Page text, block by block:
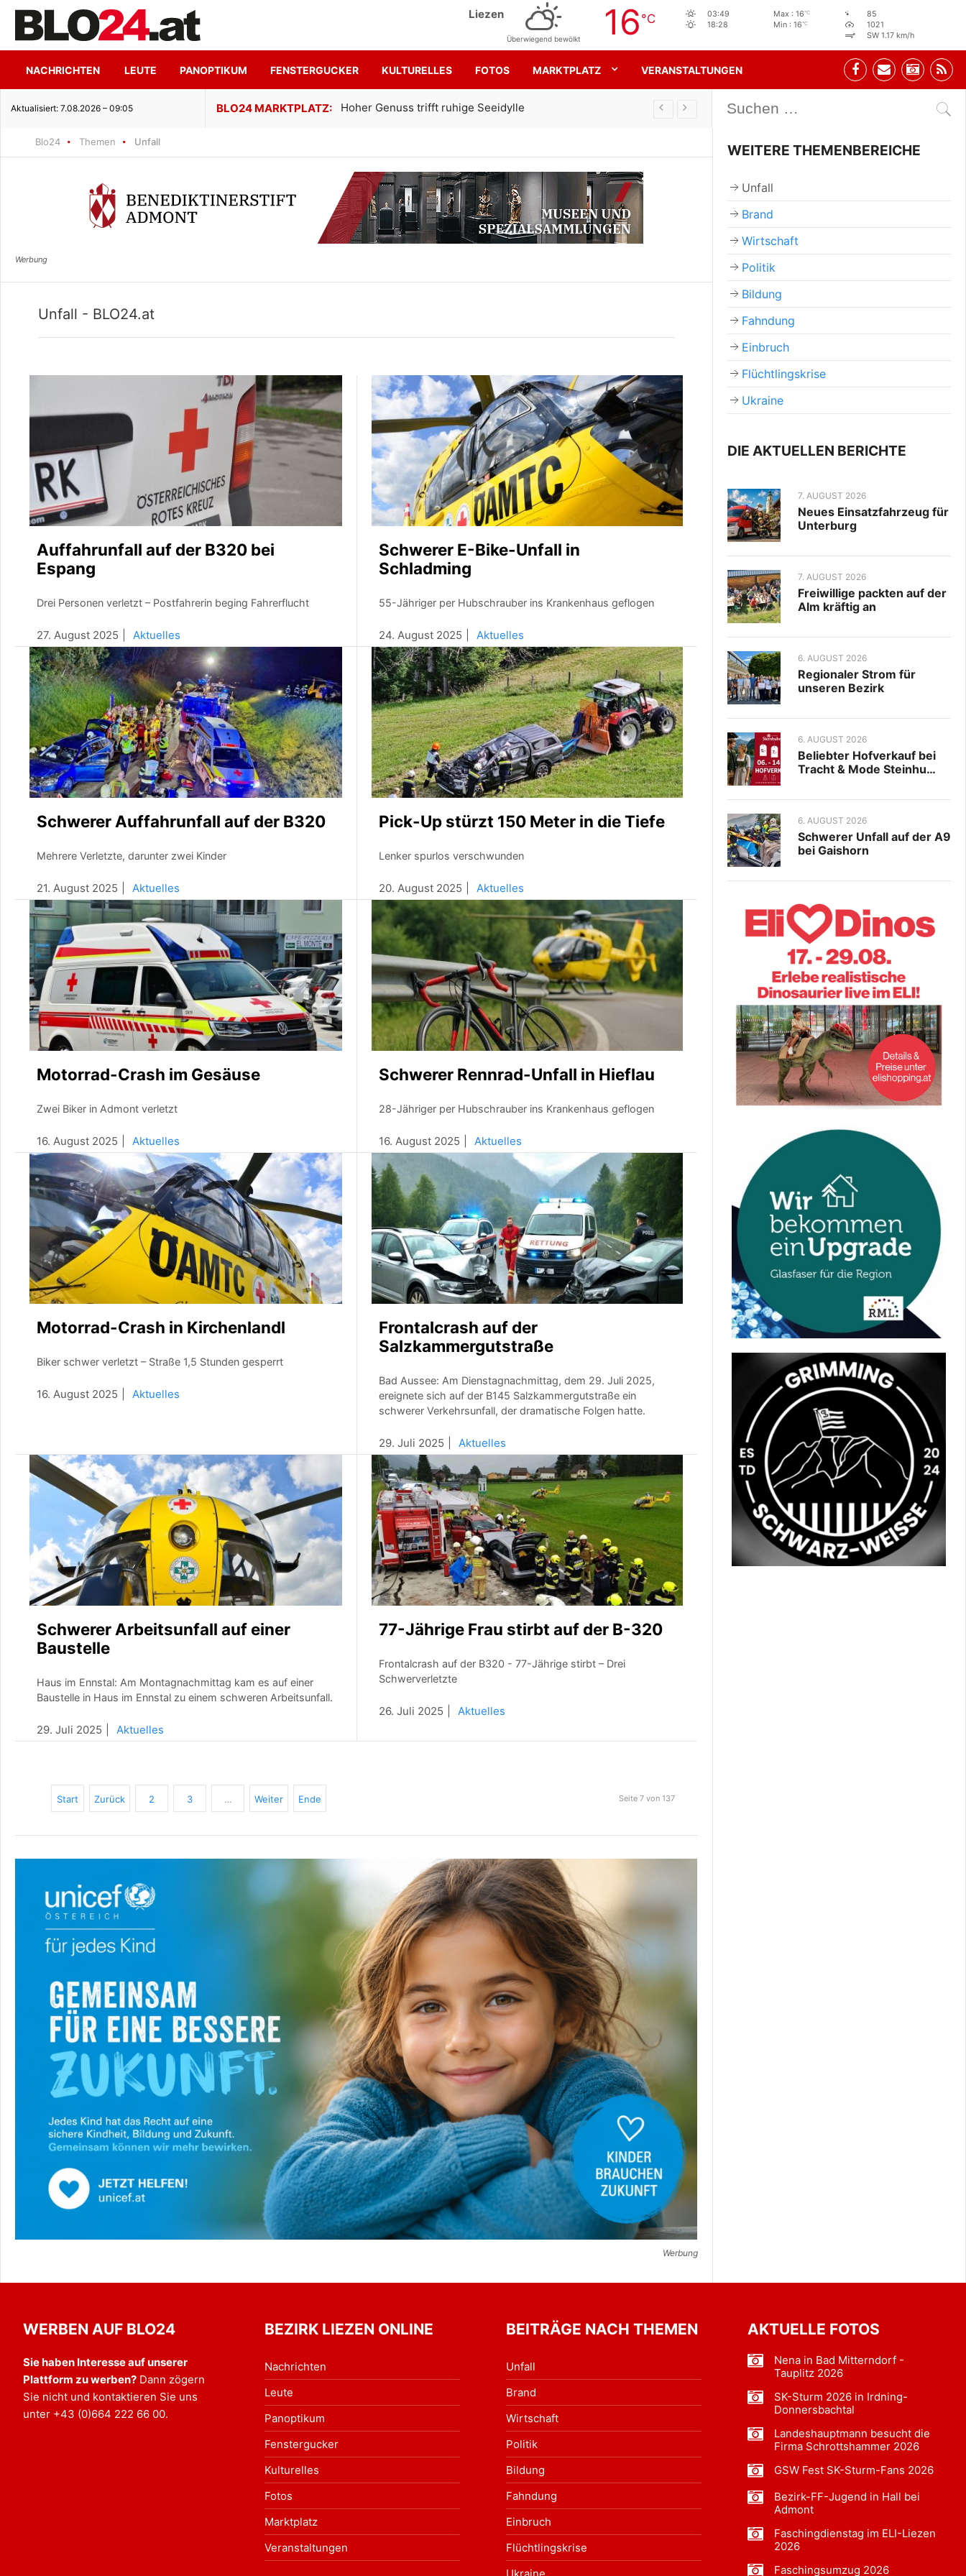
Liezen
Überwiegend bewölkt 16 °C
03:49
18:28
Max : 16°C
Min : 16°C
85
1021
SW 1.17 km/h
NACHRICHTEN LEUTE PANOPTIKUM FENSTERGUCKER KULTURELLES FOTOS MARKTPLATZ VERANSTALTUNGEN
Aktualisiert: 7.08.2026 – 09:05
trifft ruhige Seeidylle Gemeinsam für den SK Sturm Stehbeisl Stainach Öffnungszeiten
Blo24 Themen Unfall
Unfall - BLO24.at
Auffahrunfall auf der B320 bei
Espang
Drei Personen verletzt – Postfahrerin beging Fahrerflucht
27. August 2025 Aktuelles
Schwerer E-Bike-Unfall in
Schladming
55-Jähriger per Hubschrauber ins Krankenhaus geflogen
24. August 2025 Aktuelles
Schwerer Auffahrunfall auf der B320
Mehrere Verletzte, darunter zwei Kinder
21. August 2025 Aktuelles
Pick-Up stürzt 150 Meter in die Tiefe
Lenker spurlos verschwunden
20. August 2025 Aktuelles
Motorrad-Crash im Gesäuse
Zwei Biker in Admont verletzt
16. August 2025 Aktuelles
Schwerer Rennrad-Unfall in Hieflau
28-Jähriger per Hubschrauber ins Krankenhaus geflogen
16. August 2025 Aktuelles
Motorrad-Crash in Kirchenlandl
Biker schwer verletzt – Straße 1,5 Stunden gesperrt
16. August 2025 Aktuelles
Frontalcrash auf der
Salzkammergutstraße
Bad Aussee: Am Dienstagnachmittag, dem 29. Juli 2025,
ereignete sich auf der B145 Salzkammergutstraße ein
schwerer Verkehrsunfall, der dramatische Folgen hatte.
29. Juli 2025 Aktuelles
Schwerer Arbeitsunfall auf einer
Baustelle
Haus im Ennstal: Am Montagnachmittag kam es auf einer
Baustelle in Haus im Ennstal zu einem schweren Arbeitsunfall.
29. Juli 2025 Aktuelles
77-Jährige Frau stirbt auf der B-320
Frontalcrash auf der B320 - 77-Jährige stirbt – Drei
Schwerverletzte
26. Juli 2025 Aktuelles
Start Zurück 2 3 … Weiter Ende Seite 7 von 137
Werbung
WEITERE THEMENBEREICHE
Unfall
Brand
Wirtschaft
Politik
Bildung
Fahndung
Einbruch
Flüchtlingskrise
Ukraine
DIE AKTUELLEN BERICHTE
7. AUGUST 2026
Neues Einsatzfahrzeug für
Unterburg
7. AUGUST 2026
Freiwillige packten auf der
Alm kräftig an
6. AUGUST 2026
Regionaler Strom für
unseren Bezirk
6. AUGUST 2026
Beliebter Hofverkauf bei
Tracht & Mode Steinhu…
6. AUGUST 2026
Schwerer Unfall auf der A9
bei Gaishorn
WERBEN AUF BLO24
Sie haben Interesse auf unserer
Plattform zu werben? Dann zögern
Sie nicht und kontaktieren Sie uns
unter +43 (0)664 222 66 00.
BEZIRK LIEZEN ONLINE
Nachrichten
Leute
Panoptikum
Fenstergucker
Kulturelles
Fotos
Marktplatz
Veranstaltungen
BEITRÄGE NACH THEMEN
Unfall
Brand
Wirtschaft
Politik
Bildung
Fahndung
Einbruch
Flüchtlingskrise
AKTUELLE FOTOS
Nena in Bad Mitterndorf -
Tauplitz 2026
SK-Sturm 2026 in Irdning-
Donnersbachtal
Landeshauptmann besucht die
Firma Schrottshammer 2026
GSW Fest SK-Sturm-Fans 2026
Bezirk-FF-Jugend in Hall bei
Admont
Faschingdienstag im ELI-Liezen
2026
Faschingsumzug 2026